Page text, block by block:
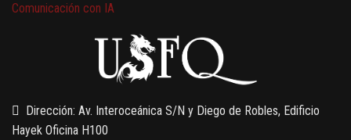
Comunicación con IA
Gobernanza de datos
13 AGOSTO, 2026
Finanzas para no financieros
Dirección: Av. Interoceánica S/N y Diego de Robles, Edificio
Hayek Oficina H100